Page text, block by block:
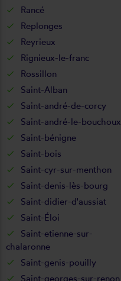
Rancé
Replonges
Reyrieux
Rignieux-le-franc
Rossillon
Saint-Alban
Saint-andré-de-corcy
Saint-andré-le-bouchoux
Saint-bénigne
Saint-bois
Saint-cyr-sur-menthon
Saint-denis-lès-bourg
Saint-didier-d'aussiat
Saint-Éloi
Saint-etienne-sur-
chalaronne
Saint-genis-pouilly
Saint-georges-sur-renon